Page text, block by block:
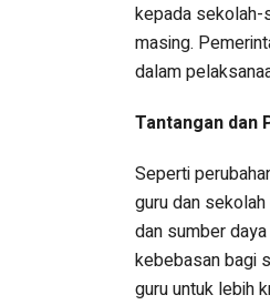
kepada sekolah-
masing.
dalam
Tantangan dan
Seperti
guru dan
dan sumber
kebebasan bagi
guru untuk lebih